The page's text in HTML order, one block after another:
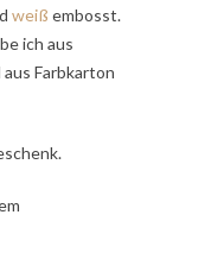
weiß embosst.
ich aus
aus Farbkarton